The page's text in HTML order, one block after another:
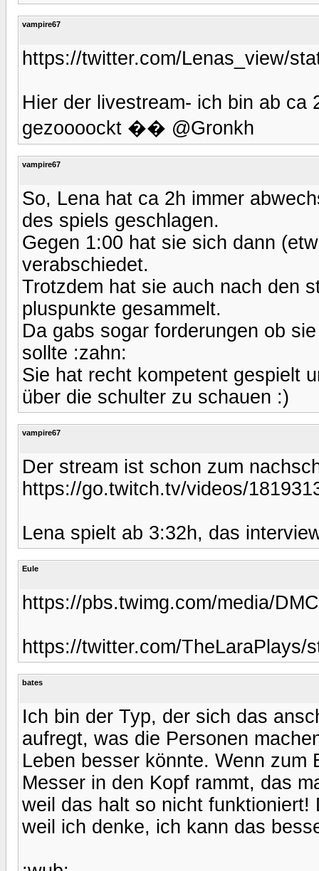
vampire67
https://twitter.com/Lenas_view/
Hier der livestream- ich bin ab ca
gezoooockt �� @Gronkh
vampire67
So, Lena hat ca 2h immer
des spiels geschlagen.
Gegen 1:00 hat sie sich dann
verabschiedet.
Trotzdem hat sie auch nach den
pluspunkte gesammelt.
Da gabs sogar forderungen ob
sollte :zahn:
Sie hat recht kompetent gespielt
über die schulter zu schauen :)
vampire67
Der stream ist schon zum
https://go.twitch.tv/videos/
Lena spielt ab 3:32h, das
Eule
https://pbs.twimg.com/media/
https://twitter.com/TheLaraPlays/
bates
Ich bin der Typ, der sich das
aufregt, was die Personen
Leben besser könnte. Wenn zum
Messer in den Kopf rammt, das
weil das halt so nicht
weil ich denke, ich kann das